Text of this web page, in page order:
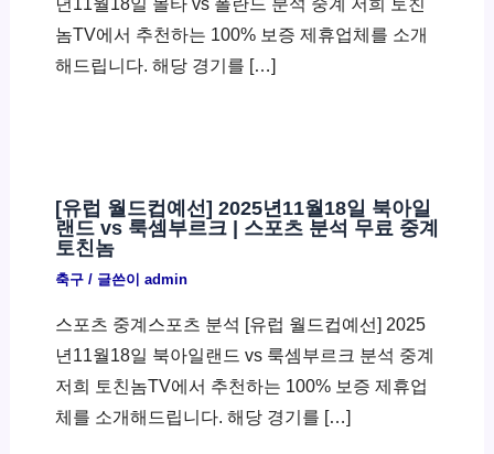
놈TV에서 추천하는 100% 보증 제휴업체를 소개
해드립니다. 해당 경기를 […]
[유럽 월드컵예선] 2025년11월18일 북아일
랜드 vs 룩셈부르크 | 스포츠 분석 무료 중계
토친놈
축구/ 글쓴이 admin
스포츠 중계스포츠 분석 [유럽 월드컵예선] 2025
년11월18일 북아일랜드 vs 룩셈부르크 분석 중계
저희 토친놈TV에서 추천하는 100% 보증 제휴업
체를 소개해드립니다. 해당 경기를 […]